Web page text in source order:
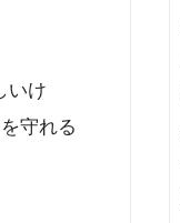
いけ
守れる